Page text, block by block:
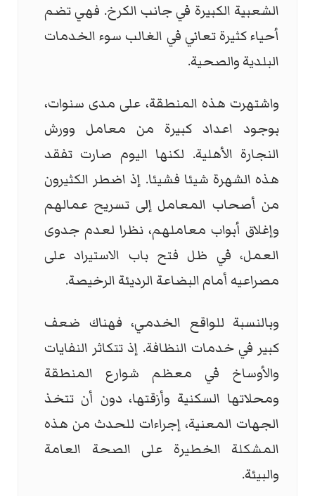
الشعبية الكبيرة في جانب الكرخ. فهي تضم
أحياء كثيرة تعاني في الغالب سوء الخدمات
البلدية والصحية.
واشتهرت هذه المنطقة، على مدى سنوات،
بوجود اعداد كبيرة من معامل وورش
النجارة الأهلية. لكنها اليوم صارت تفقد
هذه الشهرة شيئا فشيئا. إذ اضطر الكثيرون
من أصحاب المعامل إلى تسريح عمالهم
وإغلاق أبواب معاملهم، نظرا لعدم جدوى
العمل، في ظل فتح باب الاستيراد على
مصراعيه أمام البضاعة الرديئة الرخيصة.
وبالنسبة للواقع الخدمي، فهناك ضعف
كبير في خدمات النظافة. إذ تتكاثر النفايات
والأوساخ في معظم شوارع المنطقة
ومحلاتها السكنية وأزقتها، دون أن تتخذ
الجهات المعنية، إجراءات للحدث من هذه
المشكلة الخطيرة على الصحة العامة
والبيئة.